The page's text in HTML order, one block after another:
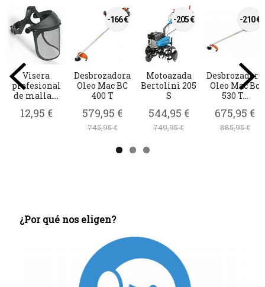
¿Por qué nos eligen?
Cabezal de
hilo "Load &
Go"...
29,95 €
Cuchilla
desbrozadora
de 2 puntas...
10,16 €
Hilo
desbrozadora
Nylsaw
18,95 €
Grasa
Mac para
4,95 €